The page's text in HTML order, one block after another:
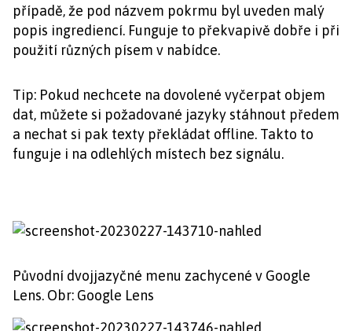
případě, že pod názvem pokrmu byl uveden malý
popis ingrediencí. Funguje to překvapivě dobře i při
použití různých písem v nabídce.
Tip: Pokud nechcete na dovolené vyčerpat objem
dat, můžete si požadované jazyky stáhnout předem
a nechat si pak texty překládat offline. Takto to
funguje i na odlehlých místech bez signálu.
Původní dvojjazyčné menu zachycené v Google
Lens. Obr: Google Lens